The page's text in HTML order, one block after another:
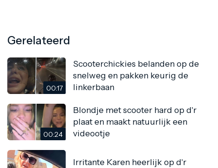
Gerelateerd
00:17
Scooterchickies belanden op de
snelweg en pakken keurig de
linkerbaan
00:24
Blondje met scooter hard op d'r
plaat en maakt natuurlijk een
videootje
Irritante Karen heerlijk op d'r